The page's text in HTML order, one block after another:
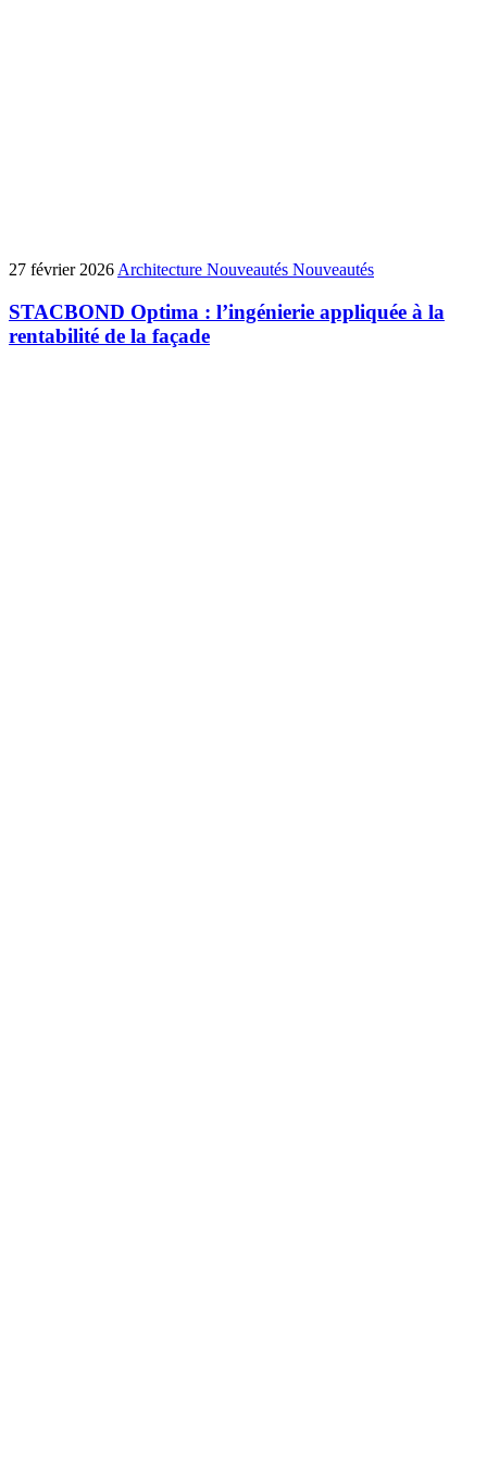
27 février 2026 Architecture Nouveautés Nouveautés
STACBOND Optima : l’ingénierie appliquée à la
rentabilité de la façade